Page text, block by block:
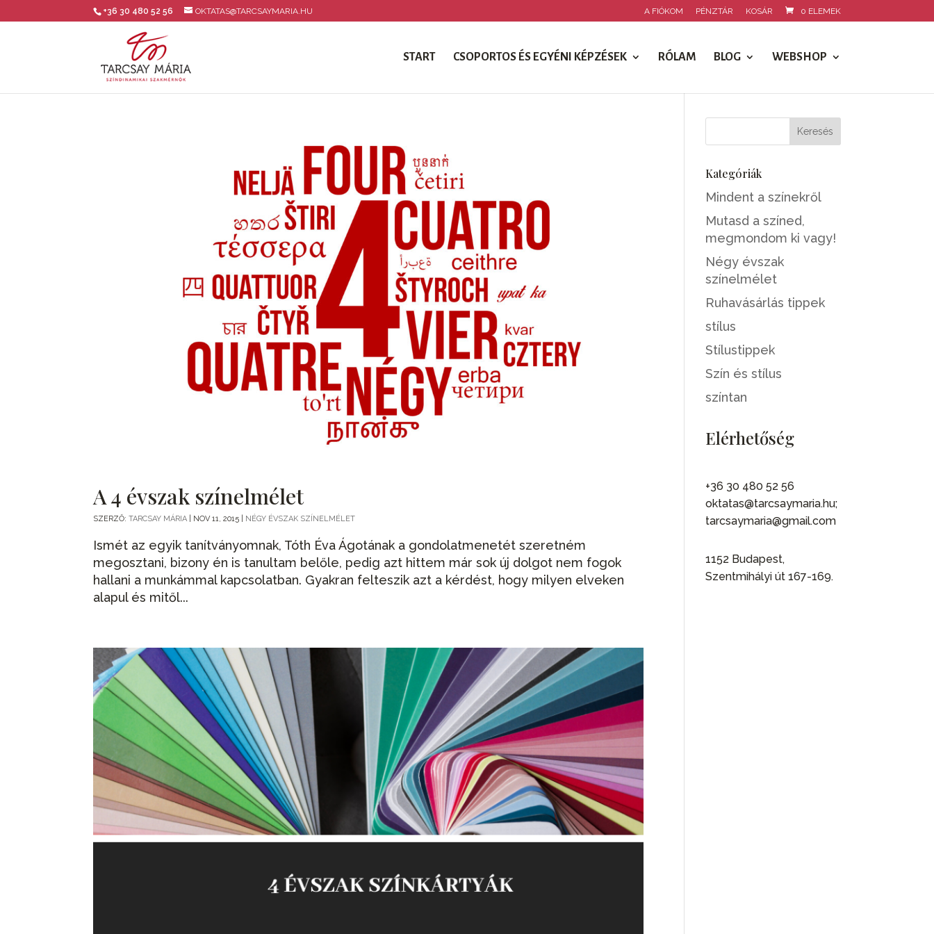
+36 30 480 52 56 OKTATAS@TARCSAYMARIA.HU A FIÓKOM PÉNZTÁR KOSÁR 0 ELEMEK
START CSOPORTOS ÉS EGYÉNI KÉPZÉSEK RÓLAM BLOG WEBSHOP
A 4 évszak színelmélet
SZERZŐ:TARCSAY MÁRIA NOV 11, 2015 NÉGY ÉVSZAK SZÍNELMÉLET
Ismét az egyik tanítványomnak, Tóth Éva Ágotának a gondolatmenetét szeretném
megosztani, bizony én is tanultam belőle, pedig azt hittem már sok új dolgot nem fogok
hallani a munkámmal kapcsolatban. Gyakran felteszik azt a kérdést, hogy milyen elveken
alapul és mitől...
Kategóriák
Mindent a színekről
Mutasd a színed,
megmondom ki vagy!
Négy évszak
színelmélet
Ruhavásárlás tippek
stílus
Stílustippek
Szín és stílus
színtan
Elérhetőség
+36 30 480 52 56
oktatas@tarcsaymaria.hu;
tarcsaymaria@gmail.com
1152 Budapest,
Szentmihályi út 167-169.